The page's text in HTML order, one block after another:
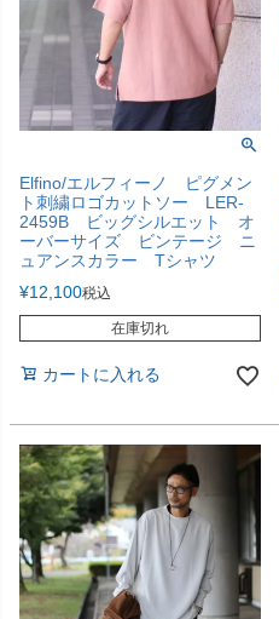
Elfino/エルフィーノ ピグメン
ト刺繍ロゴカットソー LER-
2459B ビッグシルエット オ
ーバーサイズ ビンテージ ニ
ュアンスカラー Tシャツ
¥12,100税込
在庫切れ
カートに入れる